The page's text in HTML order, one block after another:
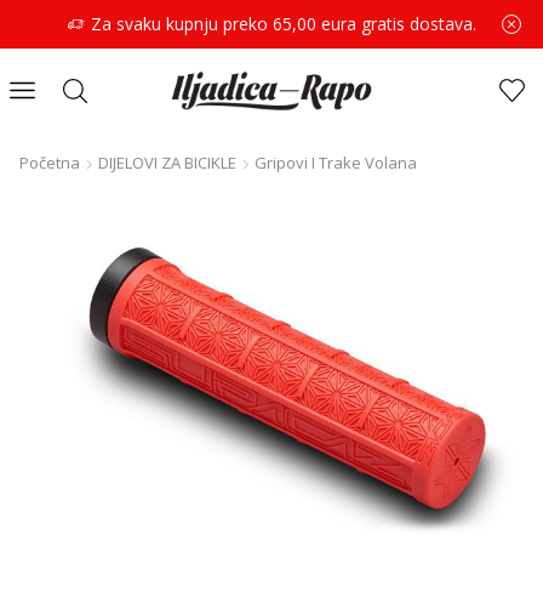
Za svaku kupnju preko 65,00 eura gratis dostava.
Početna DIJELOVI ZA BICIKLE Gripovi I Trake Volana